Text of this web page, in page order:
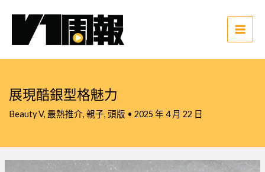
Main
展現酷銀型格魅力
Beauty V, 最熱推介, 親子, 頭版 • 2025 年 4 月 22 日